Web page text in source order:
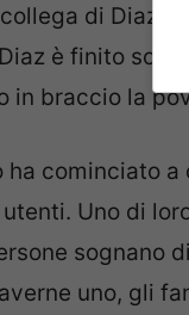
di Diaz,
è finito
in braccio la
ha cominciato
Uno di
sognano
uno, gli